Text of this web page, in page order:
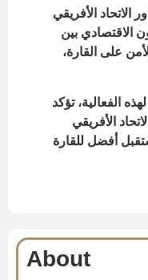
About
الاتحاد الأفريقي
الاقتصادي بين
على القارة،
الفعالية، تؤكد
الأفريقي
أفضل للقارة